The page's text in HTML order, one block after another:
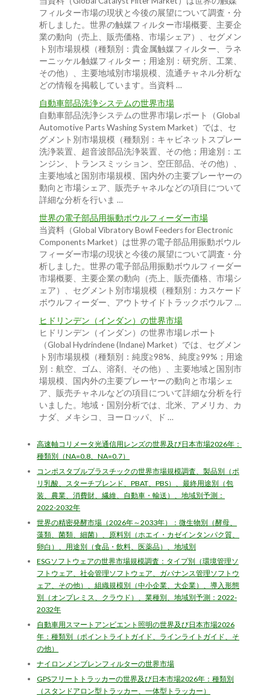
フィルター市場の現状と今後の展望について調査・分
析しました。世界の触媒フィルター市場概要、主要企
業の動向（売上、販売価格、市場シェア）、セグメン
ト別市場規模（種類別：貴金属触媒フィルター、ラネ
ーニッケル触媒フィルター；用途別：研究所、工業、
その他）、主要地域別市場規模、流通チャネル分析な
どの情報を掲載しています。当資料 …
自動車部品洗浄システムの世界市場
自動車部品洗浄システムの世界市場レポート（Global
Automotive Parts Washing System Market）では、セ
グメント別市場規模（種類別：キャビネットスプレー
洗浄装置、超音波部品洗浄装置、その他；用途別：エ
ンジン、トランスミッション、空圧部品、その他）、
主要地域と国別市場規模、国内外の主要プレーヤーの
動向と市場シェア、販売チャネルなどの項目について
詳細な分析を行いま …
世界の電子部品用振動ボウルフィーダー市場
当資料（Global Vibratory Bowl Feeders for Electronic
Components Market）は世界の電子部品用振動ボウル
フィーダー市場の現状と今後の展望について調査・分
析しました。世界の電子部品用振動ボウルフィーダー
市場概要、主要企業の動向（売上、販売価格、市場シ
ェア）、セグメント別市場規模（種類別：カスケード
ボウルフィーダー、アウトサイドトラックボウルフ …
ヒドリンデン（インダン）の世界市場
ヒドリンデン（インダン）の世界市場レポート
（Global Hydrindene (Indane) Market）では、セグメン
ト別市場規模（種類別：純度≧98%、純度≧99%；用途
別：航空、ゴム、溶剤、その他）、主要地域と国別市
場規模、国内外の主要プレーヤーの動向と市場シェ
ア、販売チャネルなどの項目について詳細な分析を行
いました。地域・国別分析では、北米、アメリカ、カ
ナダ、メキシコ、ヨーロッパ、ド …
高速軸コリメータ光通信用レンズの世界及び日本市場2026年：
種類別（NA=0.8、NA=0.7）
コンポスタブルプラスチックの世界市場規模調査、製品別（ポ
リ乳酸、スターチブレンド、PBAT、PBS）、最終用途別（包
装、農業、消費財、繊維、自動車・輸送）、地域別予測：
2022-2032年
世界の精密発酵市場（2026年～2033年）：微生物別（酵母、
藻類、菌類、細菌）、原料別（ホエイ・カゼインタンパク質、
卵白）、用途別（食品・飲料、医薬品）、地域別
ESGソフトウェアの世界市場規模調査：タイプ別（環境管理ソ
フトウェア、社会管理ソフトウェア、ガバナンス管理ソフトウ
ェア、その他）、組織規模別（中小企業、大企業）、導入形態
別（オンプレミス、クラウド）、業種別、地域別予測：2022-
2032年
自動車用スマートアンビエント照明の世界及び日本市場2026
年：種類別（ポイントライトガイド、ラインライトガイド、そ
の他）
ナイロンメンブレンフィルターの世界市場
GPSフリートトラッカーの世界及び日本市場2026年：種類別
（スタンドアロン型トラッカー、一体型トラッカー）